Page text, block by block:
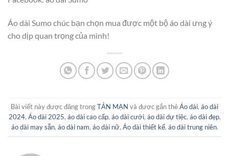
Áo dài Sumo chúc bạn chọn mua được một bộ áo dài ưng ý
cho dịp quan trọng của mình!
Bài viết này được đăng trongTẢN MẠN và được gắn thẻÁo dài, áo dài
2024, Áo dài 2025, áo dài cao cấp, áo dài cưới, áo dài dự tiệc, áo dài đẹp,
áo dài may sẵn, áo dài nam, áo dài nữ, Áo dài thiết kế, áo dài trung niên.